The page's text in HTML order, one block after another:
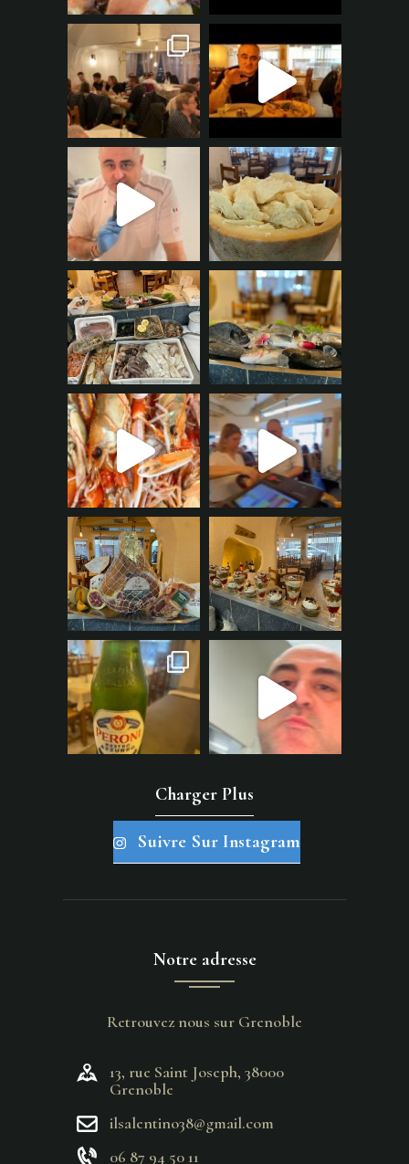
Charger Plus
Suivre Sur Instagram
Notre adresse
Retrouvez nous sur Grenoble
13, rue Saint Joseph, 38000
Grenoble
ilsalentino38@gmail.com
06 87 94 50 11